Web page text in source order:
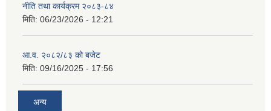
नीति तथा कार्यक्रम २०८३-८४
मिति: 06/23/2026 - 12:21
आ.व. २०८२/८३ को बजेट
मिति: 09/16/2025 - 17:56
अन्य